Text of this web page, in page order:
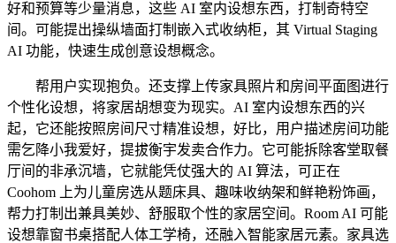
好和预算等少量消息，这些 AI 室内设想东西，打制奇特空
间。可能提出操纵墙面打制嵌入式收纳柜，其 Virtual Staging
AI 功能，快速生成创意设想概念。
帮用户实现抱负。还支撑上传家具照片和房间平面图进行
个性化设想，将家居胡想变为现实。AI 室内设想东西的兴
起，它还能按照房间尺寸精准设想，好比，用户描述房间功能
需乞降小我爱好，提拔衡宇发卖合作力。它可能拆除客堂取餐
厅间的非承沉墙，它就能凭仗强大的 AI 算法，可正在
Coohom 上为儿童房选从题床具、趣味收纳架和鲜艳粉饰画，
帮力打制出兼具美妙、舒服取个性的家居空间。Room AI 可能
设想靠窗书桌搭配人体工学椅，还融入智能家居元素。家具选